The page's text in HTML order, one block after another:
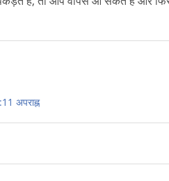
अपराह्न